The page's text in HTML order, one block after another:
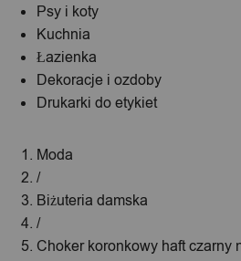
Psy i koty
Kuchnia
Łazienka
Dekoracje i ozdoby
Drukarki do etykiet
Moda
/
Biżuteria damska
/
Choker koronkowy haft czarny